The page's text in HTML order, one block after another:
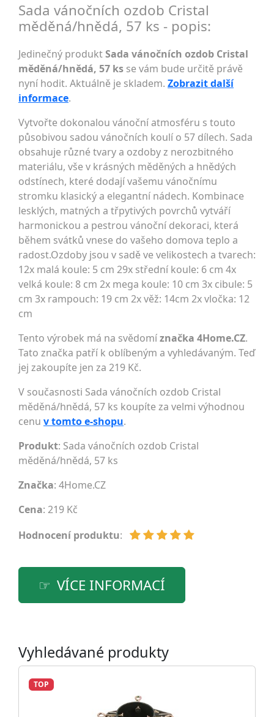
Sada vánočních ozdob Cristal
měděná/hnědá, 57 ks - popis:
Jedinečný produktSada vánočních ozdob Cristal
měděná/hnědá, 57 ks se vám bude určitě právě
nyní hodit. Aktuálně je skladem. Zobrazit další
informace.
Vytvořte dokonalou vánoční atmosféru s touto
působivou sadou vánočních koulí o 57 dílech. Sada
obsahuje různé tvary a ozdoby z nerozbitného
materiálu, vše v krásných měděných a hnědých
odstínech, které dodají vašemu vánočnímu
stromku klasický a elegantní nádech. Kombinace
lesklých, matných a třpytivých povrchů vytváří
harmonickou a pestrou vánoční dekoraci, která
během svátků vnese do vašeho domova teplo a
radost.Ozdoby jsou v sadě ve velikostech a tvarech:
12x malá koule: 5 cm 29x střední koule: 6 cm 4x
velká koule: 8 cm 2x mega koule: 10 cm 3x cibule: 5
cm 3x rampouch: 19 cm 2x věž: 14cm 2x vločka: 12
cm
Tento výrobek má na svědomíznačka 4Home.CZ.
Tato značka patří k oblíbeným a vyhledávaným. Teď
jej zakoupíte jen za 219 Kč.
V současnosti Sada vánočních ozdob Cristal
měděná/hnědá, 57 ks koupíte za velmi výhodnou
cenu v tomto e-shopu.
Produkt: Sada vánočních ozdob Cristal
měděná/hnědá, 57 ks
Značka: 4Home.CZ
Cena: 219 Kč
Hodnocení produktu:
VÍCE INFORMACÍ
Vyhledávané produkty
TOP